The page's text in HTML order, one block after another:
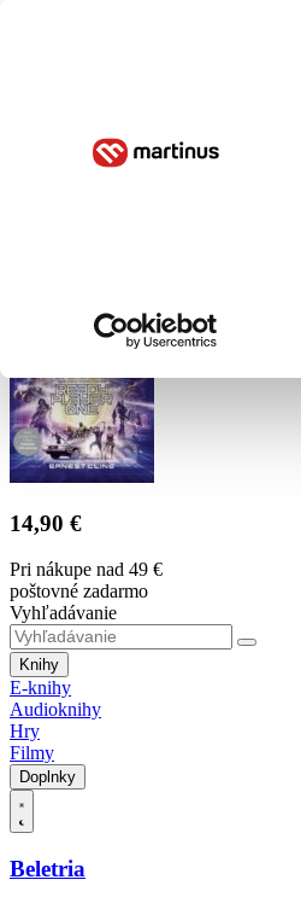
14,90 €
Pri nákupe nad 49 €
poštovné zadarmo
Vyhľadávanie
Knihy
E-knihy
Audioknihy
Hry
Filmy
Doplnky
Beletria